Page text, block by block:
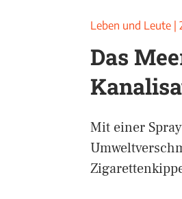
Leben und Leute
Das
Mit einer